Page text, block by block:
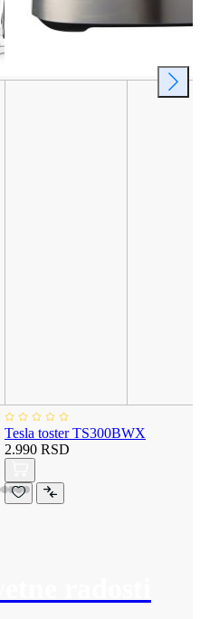
Tesla toster TS300BWX
2.990 RSD